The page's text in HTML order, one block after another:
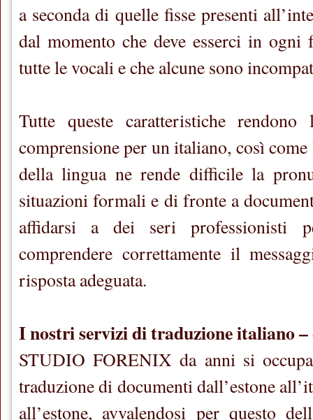
a seconda di quelle fisse presenti
dal momento che deve esserci in ogni
tutte le vocali e che alcune sono
Tutte queste caratteristiche
comprensione per un italiano, così
della lingua ne rende difficile la
situazioni formali e di fronte a
affidarsi a dei seri professionisti
comprendere correttamente il
risposta adeguata.
I nostri servizi di traduzione italiano –
STUDIO FORENIX da anni si
traduzione di documenti dall’estone
all’estone, avvalendosi per questo